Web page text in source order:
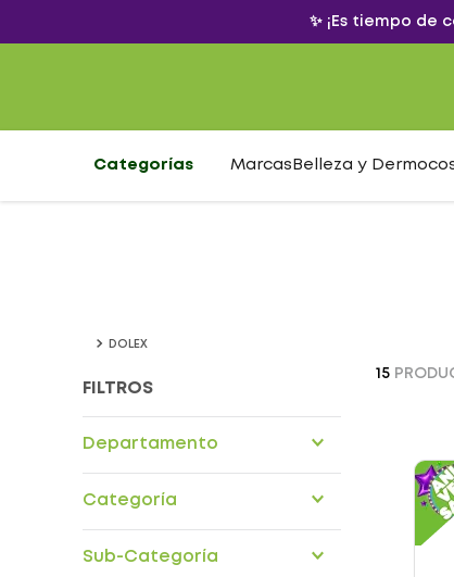
✨ ¡Es tiempo
Categorías Marcas Belleza y
DOLEX
FILTROS
Departamento
Categoría
Sub-Categoría
15